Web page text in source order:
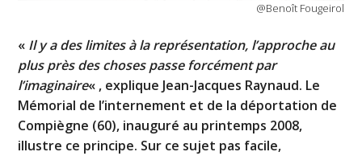
@Benoît Fougeirol
« Il y a des limites à la représentation, l’approche au
plus près des choses passe forcément par
l’imaginaire« , explique Jean-Jacques Raynaud. Le
Mémorial de l’internement et de la déportation de
Compiègne (60), inauguré au printemps 2008,
illustre ce principe. Sur ce sujet pas facile,